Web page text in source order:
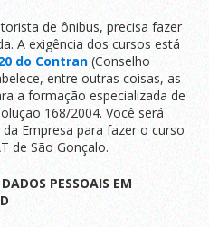
de ônibus, precisa fazer
A exigência dos cursos está
do Contran(Conselho
entre outras coisas, as
a formação especializada de
168/2004. Você será
Empresa para fazer o curso
de São Gonçalo.
PESSOAIS EM